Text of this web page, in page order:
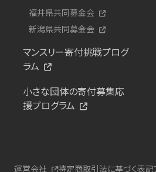
福井県共同募金会
新潟県共同募金会
マンスリー寄付挑戦プログ
ラム
小さな団体の寄付募集応
援プログラム
運営会社 特定商取引法に基づく表記